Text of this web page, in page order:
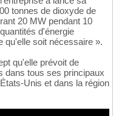
tonnes de dioxyde de
20 MW pendant 10
d'énergie
qu'elle soit nécessaire ».
qu'elle prévoit de
dans tous ses principaux
Unis et dans la région